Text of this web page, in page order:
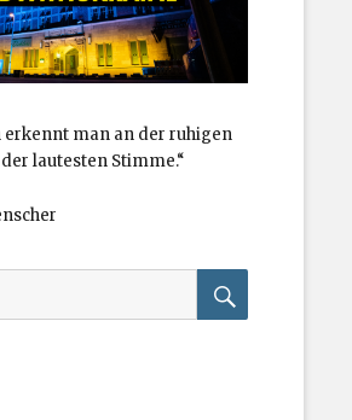
erkennt man an der ruhigen
lautesten Stimme.“